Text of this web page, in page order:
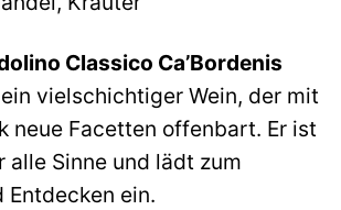
Classico Ca’Bordenis
vielschichtiger Wein, der mit
neue Facetten offenbart. Er ist
alle Sinne und lädt zum
Entdecken ein.